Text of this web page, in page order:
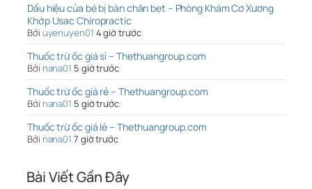
Dấu hiệu của bé bị bàn chân bẹt – Phòng Khám Cơ Xương
Khớp Usac Chiropractic
Bởi uyenuyen01 4 giờ trước
Thuốc trừ ốc giá sỉ – Thethuangroup.com
Bởi nana01 5 giờ trước
Thuốc trừ ốc giá rẻ – Thethuangroup.com
Bởi nana01 5 giờ trước
Thuốc trừ ốc giá lẻ – Thethuangroup.com
Bởi nana01 7 giờ trước
Bài Viết Gần Đây